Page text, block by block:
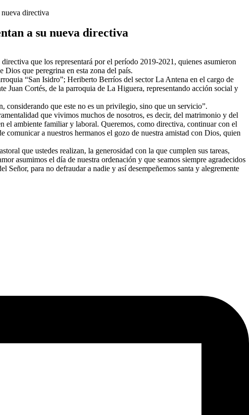
directiva
a su nueva directiva
que los representará por el período 2019-2021, quienes asumieron
que peregrina en esta zona del país.
“San Isidro”; Heriberto Berríos del sector La Antena en el cargo de
Juan Cortés, de la parroquia de La Higuera, representando acción social y
que este no es un privilegio, sino que un servicio”.
que vivimos muchos de nosotros, es decir, del matrimonio y del
el ambiente familiar y laboral. Queremos, como directiva, continuar con el
comunicar a nuestros hermanos el gozo de nuestra amistad con Dios, quien
que ustedes realizan, la generosidad con la que cumplen sus tareas,
asumimos el día de nuestra ordenación y que seamos siempre agradecidos
para no defraudar a nadie y así desempeñemos santa y alegremente